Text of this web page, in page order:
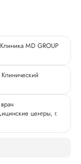
MD GROUP
центры, г.